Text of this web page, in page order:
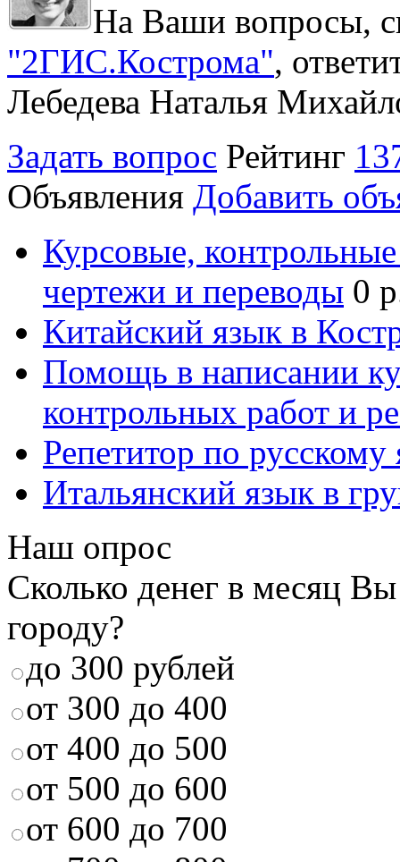
На Ваши вопросы,
"2ГИС.Кострома",
Лебедева Наталья
Задать вопрос Рейтинг
Объявления Добавить
Курсовые,
чертежи и переводы 0
Китайский язык в
Помощь в написании
контрольных работ и
Репетитор по русскому
Итальянский язык в
Наш опрос
Сколько денег в месяц
городу?
до 300 рублей
от 300 до 400
от 400 до 500
от 500 до 600
от 600 до 700